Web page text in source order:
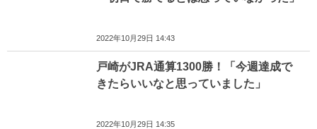
2022年10月29日 14:43
戸崎がJRA通算1300勝！「今週達成で
きたらいいなと思っていました」
2022年10月29日 14:35